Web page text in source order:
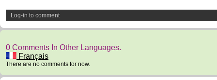
Log-in to comment
0 Comments In Other Languages.
Français
There are no comments for now.